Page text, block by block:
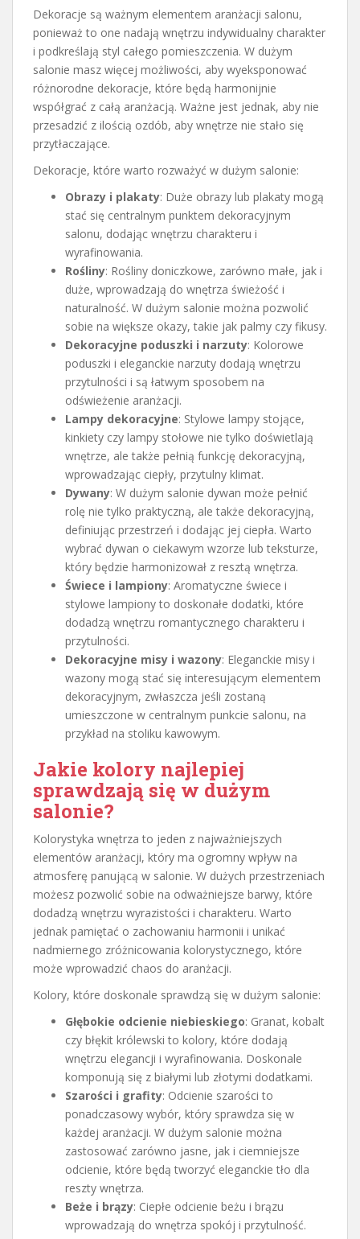
Dekoracje są ważnym elementem aranżacji salonu,
ponieważ to one nadają wnętrzu indywidualny charakter
i podkreślają styl całego pomieszczenia. W dużym
salonie masz więcej możliwości, aby wyeksponować
różnorodne dekoracje, które będą harmonijnie
współgrać z całą aranżacją. Ważne jest jednak, aby nie
przesadzić z ilością ozdób, aby wnętrze nie stało się
przytłaczające.
Dekoracje, które warto rozważyć w dużym salonie:
Obrazy i plakaty: Duże obrazy lub plakaty mogą
stać się centralnym punktem dekoracyjnym
salonu, dodając wnętrzu charakteru i
wyrafinowania.
Rośliny: Rośliny doniczkowe, zarówno małe, jak i
duże, wprowadzają do wnętrza świeżość i
naturalność. W dużym salonie można pozwolić
sobie na większe okazy, takie jak palmy czy fikusy.
Dekoracyjne poduszki i narzuty: Kolorowe
poduszki i eleganckie narzuty dodają wnętrzu
przytulności i są łatwym sposobem na
odświeżenie aranżacji.
Lampy dekoracyjne: Stylowe lampy stojące,
kinkiety czy lampy stołowe nie tylko doświetlają
wnętrze, ale także pełnią funkcję dekoracyjną,
wprowadzając ciepły, przytulny klimat.
Dywany: W dużym salonie dywan może pełnić
rolę nie tylko praktyczną, ale także dekoracyjną,
definiując przestrzeń i dodając jej ciepła. Warto
wybrać dywan o ciekawym wzorze lub teksturze,
który będzie harmonizował z resztą wnętrza.
Świece i lampiony: Aromatyczne świece i
stylowe lampiony to doskonałe dodatki, które
dodadzą wnętrzu romantycznego charakteru i
przytulności.
Dekoracyjne misy i wazony: Eleganckie misy i
wazony mogą stać się interesującym elementem
dekoracyjnym, zwłaszcza jeśli zostaną
umieszczone w centralnym punkcie salonu, na
przykład na stoliku kawowym.
Jakie kolory najlepiej
sprawdzają się w dużym
salonie?
Kolorystyka wnętrza to jeden z najważniejszych
elementów aranżacji, który ma ogromny wpływ na
atmosferę panującą w salonie. W dużych przestrzeniach
możesz pozwolić sobie na odważniejsze barwy, które
dodadzą wnętrzu wyrazistości i charakteru. Warto
jednak pamiętać o zachowaniu harmonii i unikać
nadmiernego zróżnicowania kolorystycznego, które
może wprowadzić chaos do aranżacji.
Kolory, które doskonale sprawdzą się w dużym salonie:
Głębokie odcienie niebieskiego: Granat, kobalt
czy błękit królewski to kolory, które dodają
wnętrzu elegancji i wyrafinowania. Doskonale
komponują się z białymi lub złotymi dodatkami.
Szarości i grafity: Odcienie szarości to
ponadczasowy wybór, który sprawdza się w
każdej aranżacji. W dużym salonie można
zastosować zarówno jasne, jak i ciemniejsze
odcienie, które będą tworzyć eleganckie tło dla
reszty wnętrza.
Beże i brązy: Ciepłe odcienie beżu i brązu
wprowadzają do wnętrza spokój i przytulność.